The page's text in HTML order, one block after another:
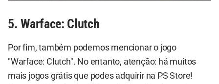
5. Warface: Clutch
Por fim, também podemos mencionar o jogo
"Warface: Clutch". No entanto, atenção: há muitos
mais jogos grátis que podes adquirir na PS Store!